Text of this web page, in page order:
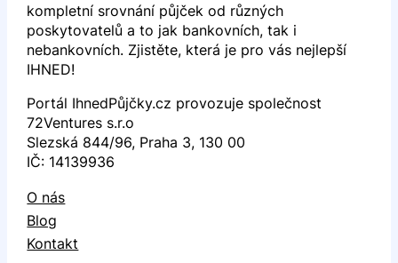
kompletní srovnání půjček od různých
poskytovatelů a to jak bankovních, tak i
nebankovních. Zjistěte, která je pro vás nejlepší
IHNED!
Portál IhnedPůjčky.cz provozuje společnost
72Ventures s.r.o
Slezská 844/96, Praha 3, 130 00
IČ: 14139936
O nás
Blog
Kontakt